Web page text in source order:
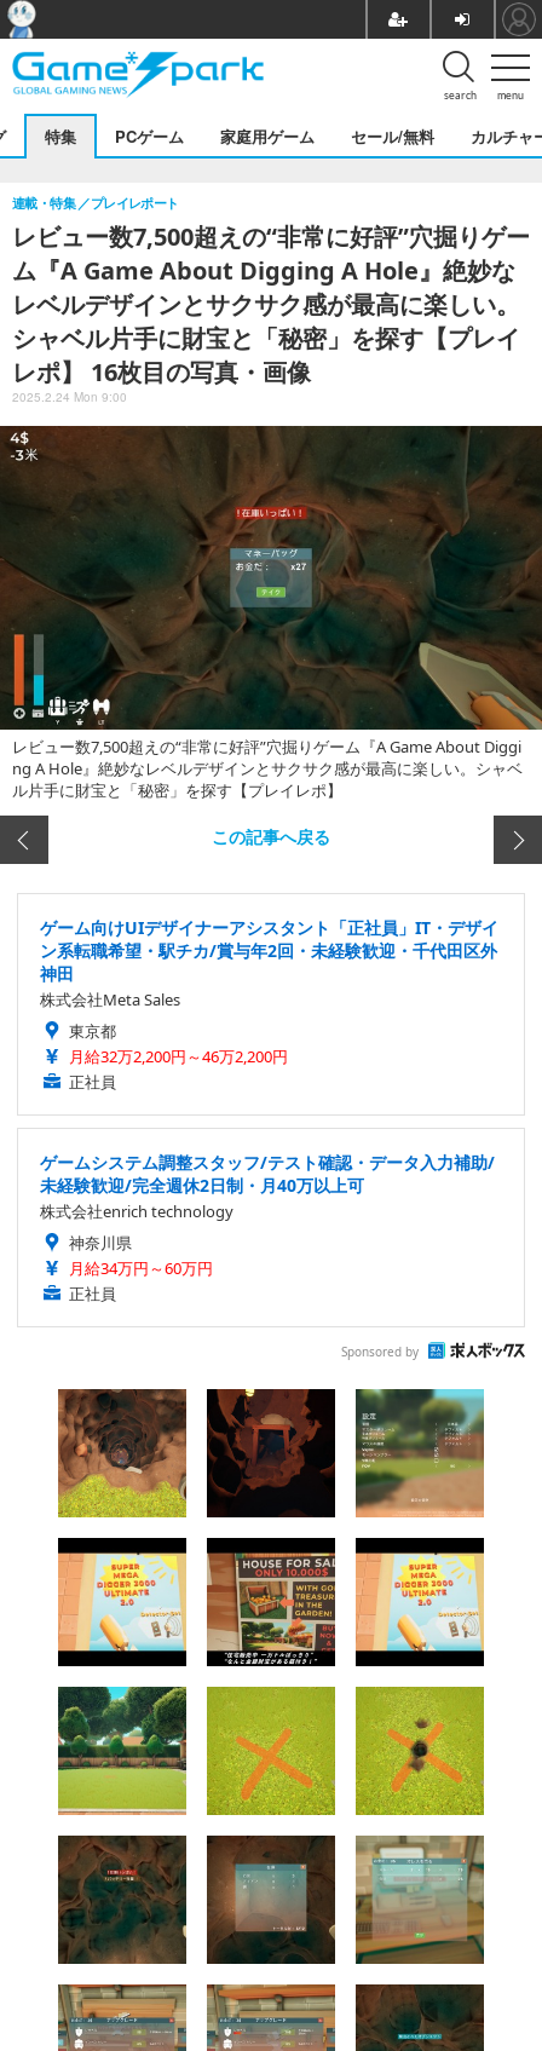
menu
search
特集 PCゲーム 家庭用ゲーム セール/無料 カルチャ
レビュー数7,500超えの“非常に好評”穴掘りゲー
ム『A Game About Digging A Hole』絶妙な
レベルデザインとサクサク感が最高に楽しい。
シャベル片手に財宝と「秘密」を探す【プレイ
レポ】 16枚目の写真・画像
連載・特集 プレイレポート
2025.2.24 Mon 9:00
レビュー数7,500超えの“非常に好評”穴掘りゲーム『A Game About Diggi
ng A Hole』絶妙なレベルデザインとサクサク感が最高に楽しい。シャベ
ル片手に財宝と「秘密」を探す【プレイレポ】
この記事へ戻る
ゲーム向けUIデザイナーアシスタント「正社員」IT・デザイ
ン系転職希望・駅チカ/賞与年2回・未経験歓迎・千代田区外
神田
株式会社Meta Sales
東京都
月給32万2,200円～46万2,200円
正社員
ゲームシステム調整スタッフ/テスト確認・データ入力補助/
未経験歓迎/完全週休2日制・月40万以上可
株式会社enrich technology
神奈川県
月給34万円～60万円
正社員
Sponsored by